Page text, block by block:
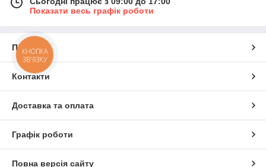
Показати весь графік роботи
Про нас
Контакти
Доставка та оплата
Графік роботи
Повна версія сайту
КНОПКА
ЗВ'ЯЗКУ